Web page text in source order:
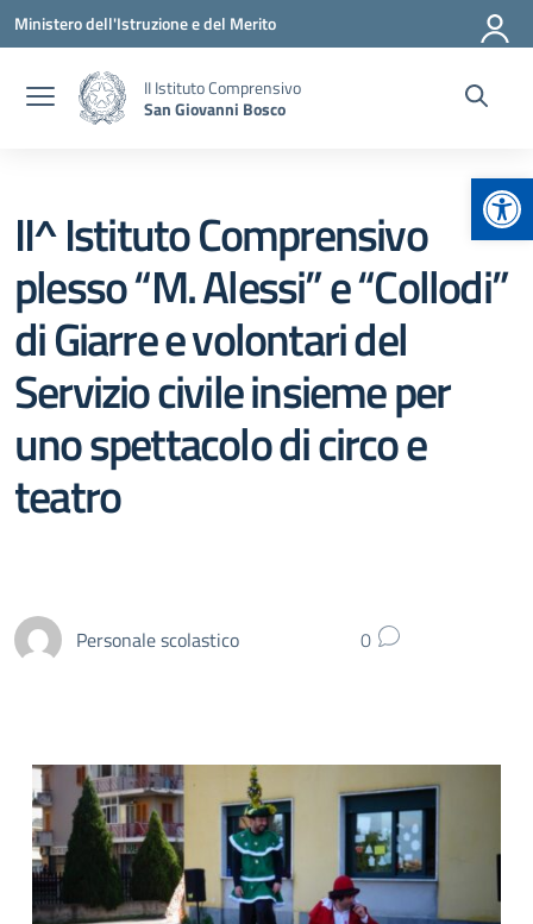
Vai ai contenuti
Vai al menu di navigazione
Vai al footer
Ministero dell'Istruzione e del Merito
II Istituto Comprensivo
San Giovanni Bosco
II^ Istituto Comprensivo
plesso “M. Alessi” e “Collodi”
di Giarre e volontari del
Servizio civile insieme per
uno spettacolo di circo e
teatro
Personale scolastico 0